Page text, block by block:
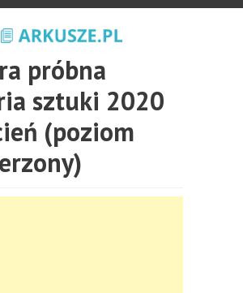
próbna
sztuki 2020
(poziom